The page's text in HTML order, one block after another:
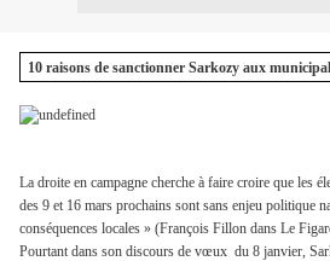
10 raisons de sanctionner Sarkozy aux
La droite en campagne cherche à faire croire que les
des 9 et 16 mars prochains sont sans enjeu politique
conséquences locales » (François Fillon dans Le
Pourtant dans son discours de vœux du 8 janvier,